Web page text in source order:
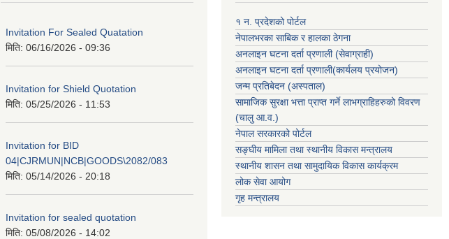
Invitation For Sealed Quatation
मिति: 06/16/2026 - 09:36
Invitation for Shield Quotation
मिति: 05/25/2026 - 11:53
Invitation for BID
04|CJRMUN|NCB|GOODS\2082/083
मिति: 05/14/2026 - 20:18
Invitation for sealed quotation
मिति: 05/08/2026 - 14:02
१ न. प्रदेशको पोर्टल
नेपालभरका साबिक र हालका ठेगना
अनलाइन घटना दर्ता प्रणाली (सेवाग्राही)
अनलाइन घटना दर्ता प्रणाली(कार्यलय प्रयोजन)
जन्म प्रतिबेदन (अस्पताल)
सामाजिक सुरक्षा भत्ता प्राप्त गर्ने लाभग्राहिहरुको विवरण
(चालु आ.व.)
नेपाल सरकारको पोर्टल
सङ्घीय मामिला तथा स्थानीय विकास मन्त्रालय
स्थानीय शासन तथा सामुदायिक विकास कार्यक्रम
लोक सेवा आयोग
गृह मन्त्रालय